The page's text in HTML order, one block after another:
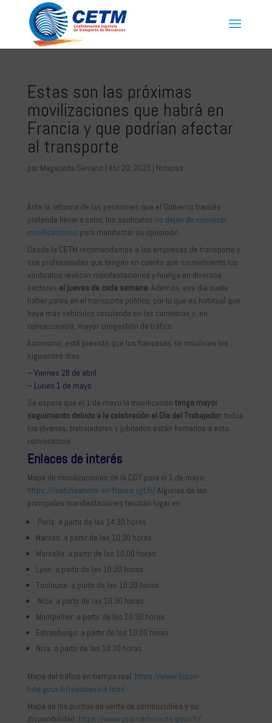
Estas son las próximas
movilizaciones que habrá en
Francia y que podrían afectar
al transporte
por Magaceda Serrano | Abr 20, 2023 | Noticias
Ante la reforma de las pensiones que el Gobierno francés
pretende llevar a cabo, los sindicatos no dejan de convocar
movilizaciones para manifestar su oposición.
Desde la CETM recomendamos a las empresas de transporte y
sus profesionales que tengan en cuenta que normalmente los
sindicatos realizan manifestaciones y huelga en diversos
sectores el jueves de cada semana. Además, ese día suele
haber paros en el transporte público, por lo que es habitual que
haya más vehículos circulando en las carreteras y, en
consecuencia, mayor congestión de tráfico.
Asimismo, está previsto que los franceses se movilicen los
siguientes días:
– Viernes 28 de abril
– Lunes 1 de mayo
Se espera que el 1 de mayo la movilización tenga mayor
seguimiento debido a la celebración el Día del Trabajador: todos
los jóvenes, trabajadores y jubilados están llamados a esta
convocatoria.
Enlaces de interés
Mapa de movilizaciones de la CGT para el 1 de mayo:
https://mobilisations-en-france.cgt.fr/Algunas de las
principales manifestaciones tendrán lugar en:
París: a partir de las 14:30 horas.
Nantes: a partir de las 10:30 horas.
Marsella: a partir de las 10:00 horas.
Lyon: a partir de las 10:30 horas.
Toulouse: a partir de las 10:30 horas.
Niza: a partir de las 10:30 horas.
Montpellier: a partir de las 10:30 horas.
Estrasburgo: a partir de las 10:00 horas.
Niza: a partir de las 10:30 horas.
Mapa del tráfico en tiempo real: https://www.bison-
fute.gouv.fr/maintenant.html
Mapa de los puntos de venta de combustibles y su
disponibilidad: https://www.prix-carburants.gouv.fr/